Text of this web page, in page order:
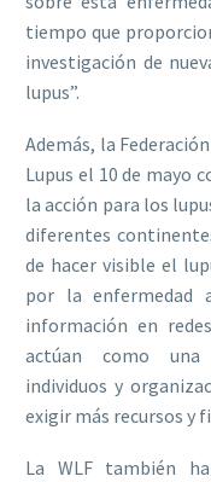
tiempo que
investigación de
lupus”.
Además, la
Lupus el 10 de mayo
la acción para los
diferentes
de hacer visible el
por la enfermedad
información en
actúan como una
individuos y
exigir más recursos y
La WLF también